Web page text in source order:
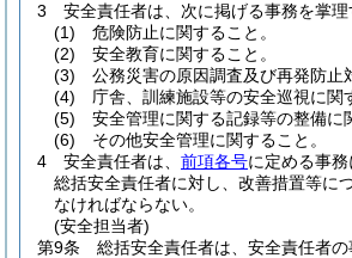
3
安全責任者は、次に掲げる事務を掌理
(1)
危険防止に関すること。
(2)
安全教育に関すること。
(3)
公務災害の原因調査及び再発防止
(4)
庁舎、訓練施設等の安全巡視に関
(5)
安全管理に関する記録等の整備に
(6)
その他安全管理に関すること。
4
安全責任者は、 前項各号に定める事
総括安全責任者に対し、改善措置等に
なければならない。
(安全担当者)
第9条
総括安全責任者は、安全責任者